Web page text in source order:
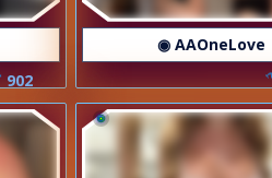
902
◉ AAOneLove